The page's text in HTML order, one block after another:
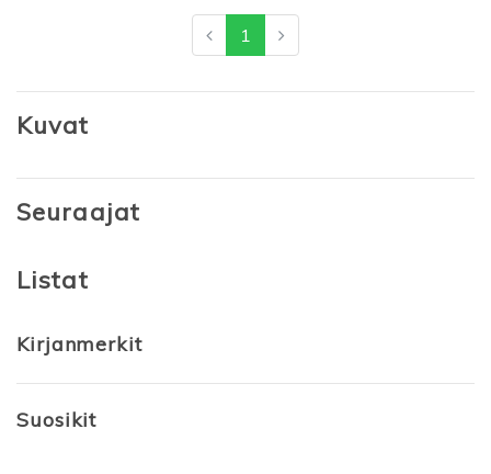
1
Kuvat
Seuraajat
Listat
Kirjanmerkit
Suosikit